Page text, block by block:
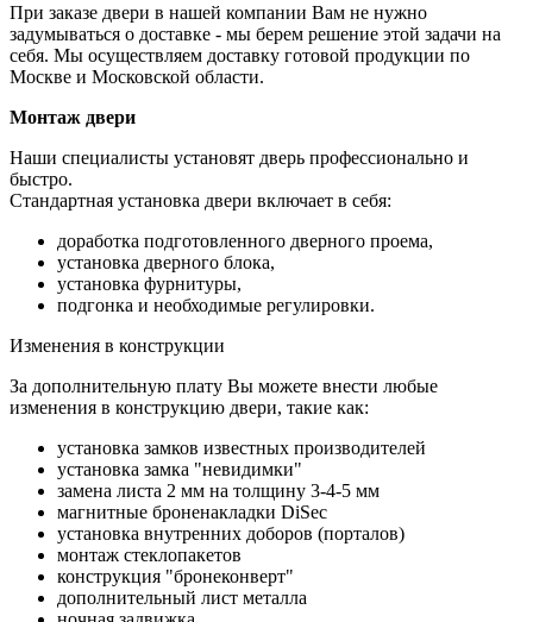
При заказе двери в нашей компании Вам не нужно
задумываться о доставке - мы берем решение этой задачи на
себя. Мы осуществляем доставку готовой продукции по
Москве и Московской области.
Монтаж двери
Наши специалисты установят дверь профессионально и
быстро.
Стандартная установка двери включает в себя:
доработка подготовленного дверного проема,
установка дверного блока,
установка фурнитуры,
подгонка и необходимые регулировки.
Изменения в конструкции
За дополнительную плату Вы можете внести любые
изменения в конструкцию двери, такие как:
установка замков известных производителей
установка замка "невидимки"
замена листа 2 мм на толщину 3-4-5 мм
магнитные броненакладки DiSec
установка внутренних доборов (порталов)
монтаж стеклопакетов
конструкция "бронеконверт"
дополнительный лист металла